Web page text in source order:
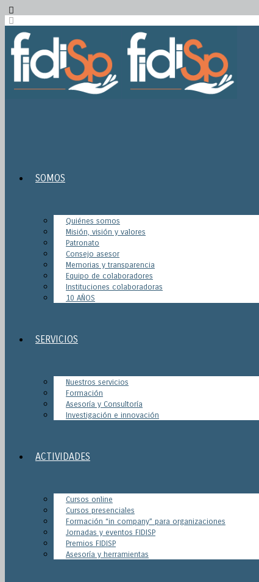
SOMOS
Quiénes somos
Misión, visión y valores
Patronato
Consejo asesor
Memorias y transparencia
Equipo de colaboradores
Instituciones colaboradoras
10 AÑOS
SERVICIOS
Nuestros servicios
Formación
Asesoría y Consultoría
Investigación e innovación
ACTIVIDADES
Cursos online
Cursos presenciales
Formación “in company” para organizaciones
Jornadas y eventos FIDISP
Premios FIDISP
Asesoría y herramientas